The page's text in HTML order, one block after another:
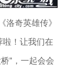
奇英雄传》
啦！让我们在
”，一起会会